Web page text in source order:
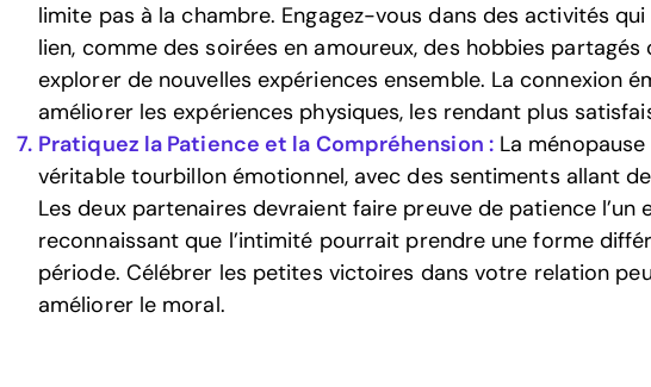
limite pas à la chambre. Engagez-vous dans des activités
lien, comme des soirées en amoureux, des hobbies partagés
explorer de nouvelles expériences ensemble. La connexion
améliorer les expériences physiques, les rendant plus
Pratiquez la Patience et la Compréhension :La
véritable tourbillon émotionnel, avec des sentiments allant
Les deux partenaires devraient faire preuve de patience l’un
reconnaissant que l’intimité pourrait prendre une forme
période. Célébrer les petites victoires dans votre relation
améliorer le moral.